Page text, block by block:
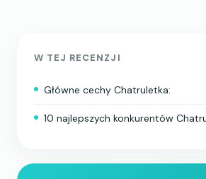
W TEJ RECENZJI
Główne cechy Chatruletka:
10 najlepszych konkurentów